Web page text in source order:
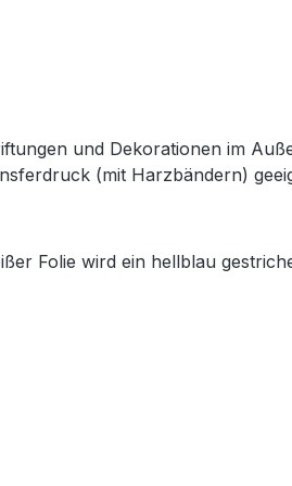
und Dekorationen im
(mit Harzbändern)
Folie wird ein hellblau